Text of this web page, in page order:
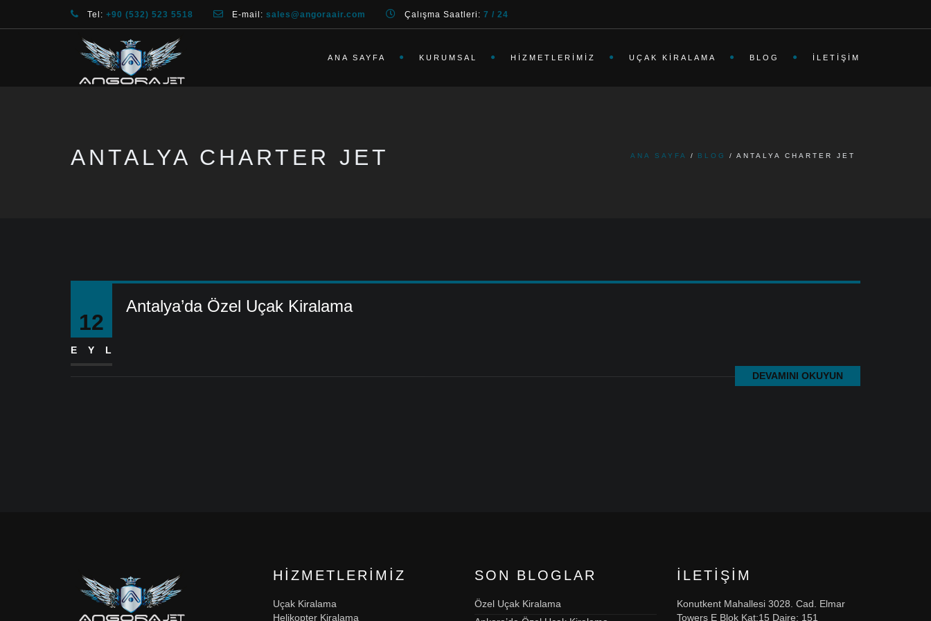
Tel: +90 (532) 523 5518 E-mail: sales@angoraair.com Çalışma Saatleri: 7 / 24
ANA SAYFA KURUMSAL HIZMETLERIMIZ UÇAK KIRALAMA BLOG İLETIŞIM
ANTALYA CHARTER JET ANA SAYFA BLOG ANTALYA CHARTER JET
12
EYL
Antalya’da Özel Uçak Kiralama
DEVAMINI OKUYUN
HIZMETLERIMIZ
Uçak Kiralama
Helikopter Kiralama
SON BLOGLAR
Özel Uçak Kiralama
İLETIŞIM
Konutkent Mahallesi 3028. Cad. Elmar
Towers E Blok Kat:15 Daire: 151